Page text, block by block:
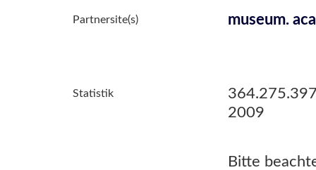
Partnersite(s) museum.
Statistik
2009
Bitte